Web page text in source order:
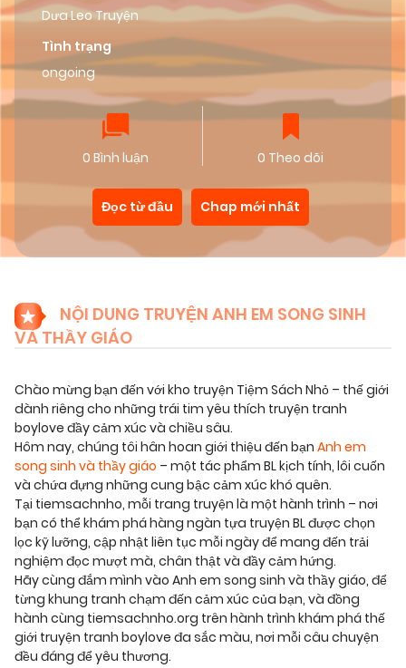
Dưa Leo Truyện
Tình trạng
ongoing
0 Bình luận 0 Theo dõi
Đọc từ đầu Chap mới nhất
NỘI DUNG TRUYỆN ANH EM SONG SINH
VÀ THẦY GIÁO
Chào mừng bạn đến với kho truyện Tiệm Sách Nhỏ – thế giới
dành riêng cho những trái tim yêu thích truyện tranh
boylove đầy cảm xúc và chiều sâu.
Hôm nay, chúng tôi hân hoan giới thiệu đến bạn Anh em
song sinh và thầy giáo – một tác phẩm BL kịch tính, lôi cuốn
và chứa đựng những cung bậc cảm xúc khó quên.
Tại tiemsachnho, mỗi trang truyện là một hành trình – nơi
bạn có thể khám phá hàng ngàn tựa truyện BL được chọn
lọc kỹ lưỡng, cập nhật liên tục mỗi ngày để mang đến trải
nghiệm đọc mượt mà, chân thật và đầy cảm hứng.
Hãy cùng đắm mình vào Anh em song sinh và thầy giáo, để
từng khung tranh chạm đến cảm xúc của bạn, và đồng
hành cùng tiemsachnho.org trên hành trình khám phá thế
giới truyện tranh boylove đa sắc màu, nơi mỗi câu chuyện
đều đáng để yêu thương.